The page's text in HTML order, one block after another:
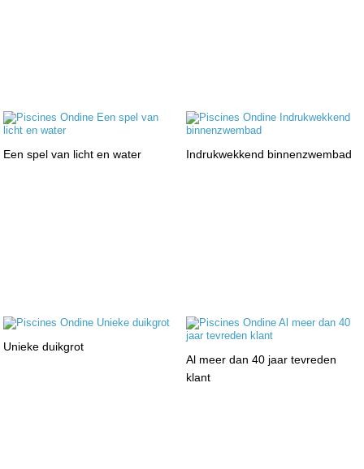
Een spel van licht en water Indrukwekkend binnenzwembad
Unieke duikgrot
Al meer dan 40 jaar tevreden
klant